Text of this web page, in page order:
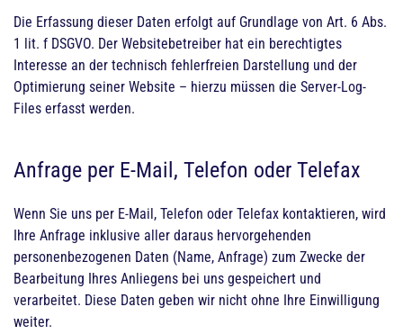
Die Erfassung dieser Daten erfolgt auf Grundlage von Art. 6 Abs.
1 lit. f DSGVO. Der Websitebetreiber hat ein berechtigtes
Interesse an der technisch fehlerfreien Darstellung und der
Optimierung seiner Website – hierzu müssen die Server-Log-
Files erfasst werden.
Anfrage per E-Mail, Telefon oder Telefax
Wenn Sie uns per E-Mail, Telefon oder Telefax kontaktieren, wird
Ihre Anfrage inklusive aller daraus hervorgehenden
personenbezogenen Daten (Name, Anfrage) zum Zwecke der
Bearbeitung Ihres Anliegens bei uns gespeichert und
verarbeitet. Diese Daten geben wir nicht ohne Ihre Einwilligung
weiter.